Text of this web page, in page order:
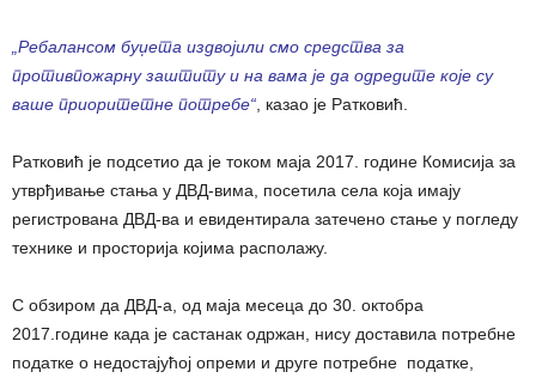
„Ребалансом буџета издвојили смо средства за
противпожарну заштиту и на вама је да одредите које су
ваше приоритетне потребе“ , казао је Ратковић.
Ратковић је подсетио да је током маја 2017. године Комисија за
утврђивање стања у ДВД-вима, посетила села која имају
регистрована ДВД-ва и евидентирала затечено стање у погледу
технике и просторија којима располажу.
С обзиром да ДВД-а, од маја месеца до 30. октобра
2017.године када је састанак одржан, нису доставила потребне
податке о недостајућој опреми и друге потребне податке,